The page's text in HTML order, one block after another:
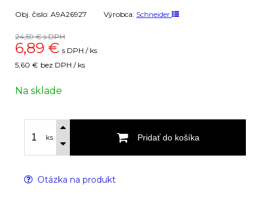
Obj. čislo: A9A26927 Výrobca: Schneider
24,59 €s DPH
6,89 € s DPH / ks
5,60 € bez DPH / ks
Na sklade
ks Pridať do košíka
Otázka na produkt